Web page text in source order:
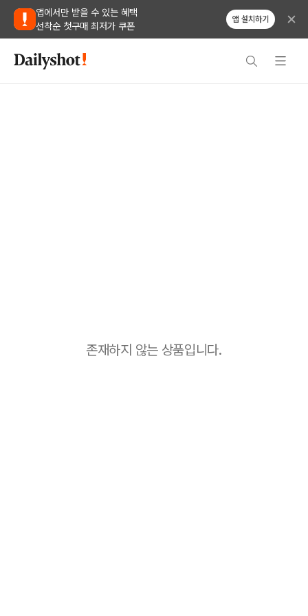
앱에서만 받을 수 있는 혜택
선착순 첫구매 최저가 쿠폰
앱 설치하기
존재하지 않는 상품입니다.